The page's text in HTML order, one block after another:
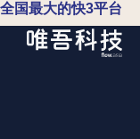
全国最大的快3平台